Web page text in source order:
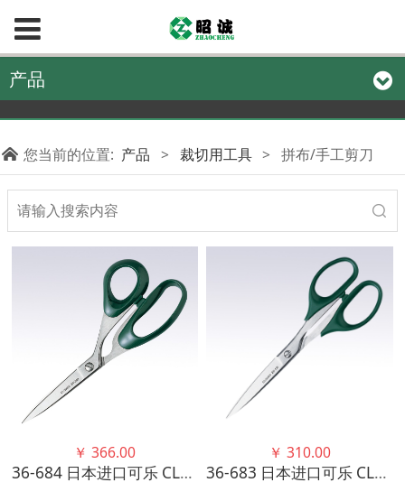
产品
您当前的位置: 产品 > 裁切用工具 > 拼布/手工剪刀
￥ 366.00
36-684 日本进口可乐 CLOVER 高级布艺剪刀（200mm）
￥ 310.00
36-683 日本进口可乐 CLOVER 高级布艺剪刀（170mm）